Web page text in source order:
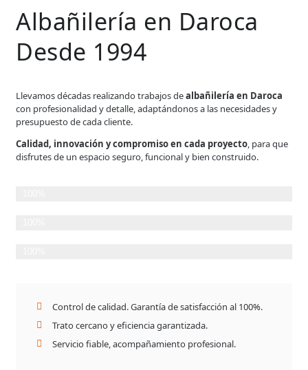
Albañilería en Daroca
Desde 1994
Llevamos décadas realizando trabajos dealbañilería en Daroca
con profesionalidad y detalle, adaptándonos a las necesidades y
presupuesto de cada cliente.
Calidad, innovación y compromiso en cada proyecto, para que
disfrutes de un espacio seguro, funcional y bien construido.
Control de calidad. Garantía de satisfacción al 100%.
Trato cercano y eficiencia garantizada.
Servicio fiable, acompañamiento profesional.